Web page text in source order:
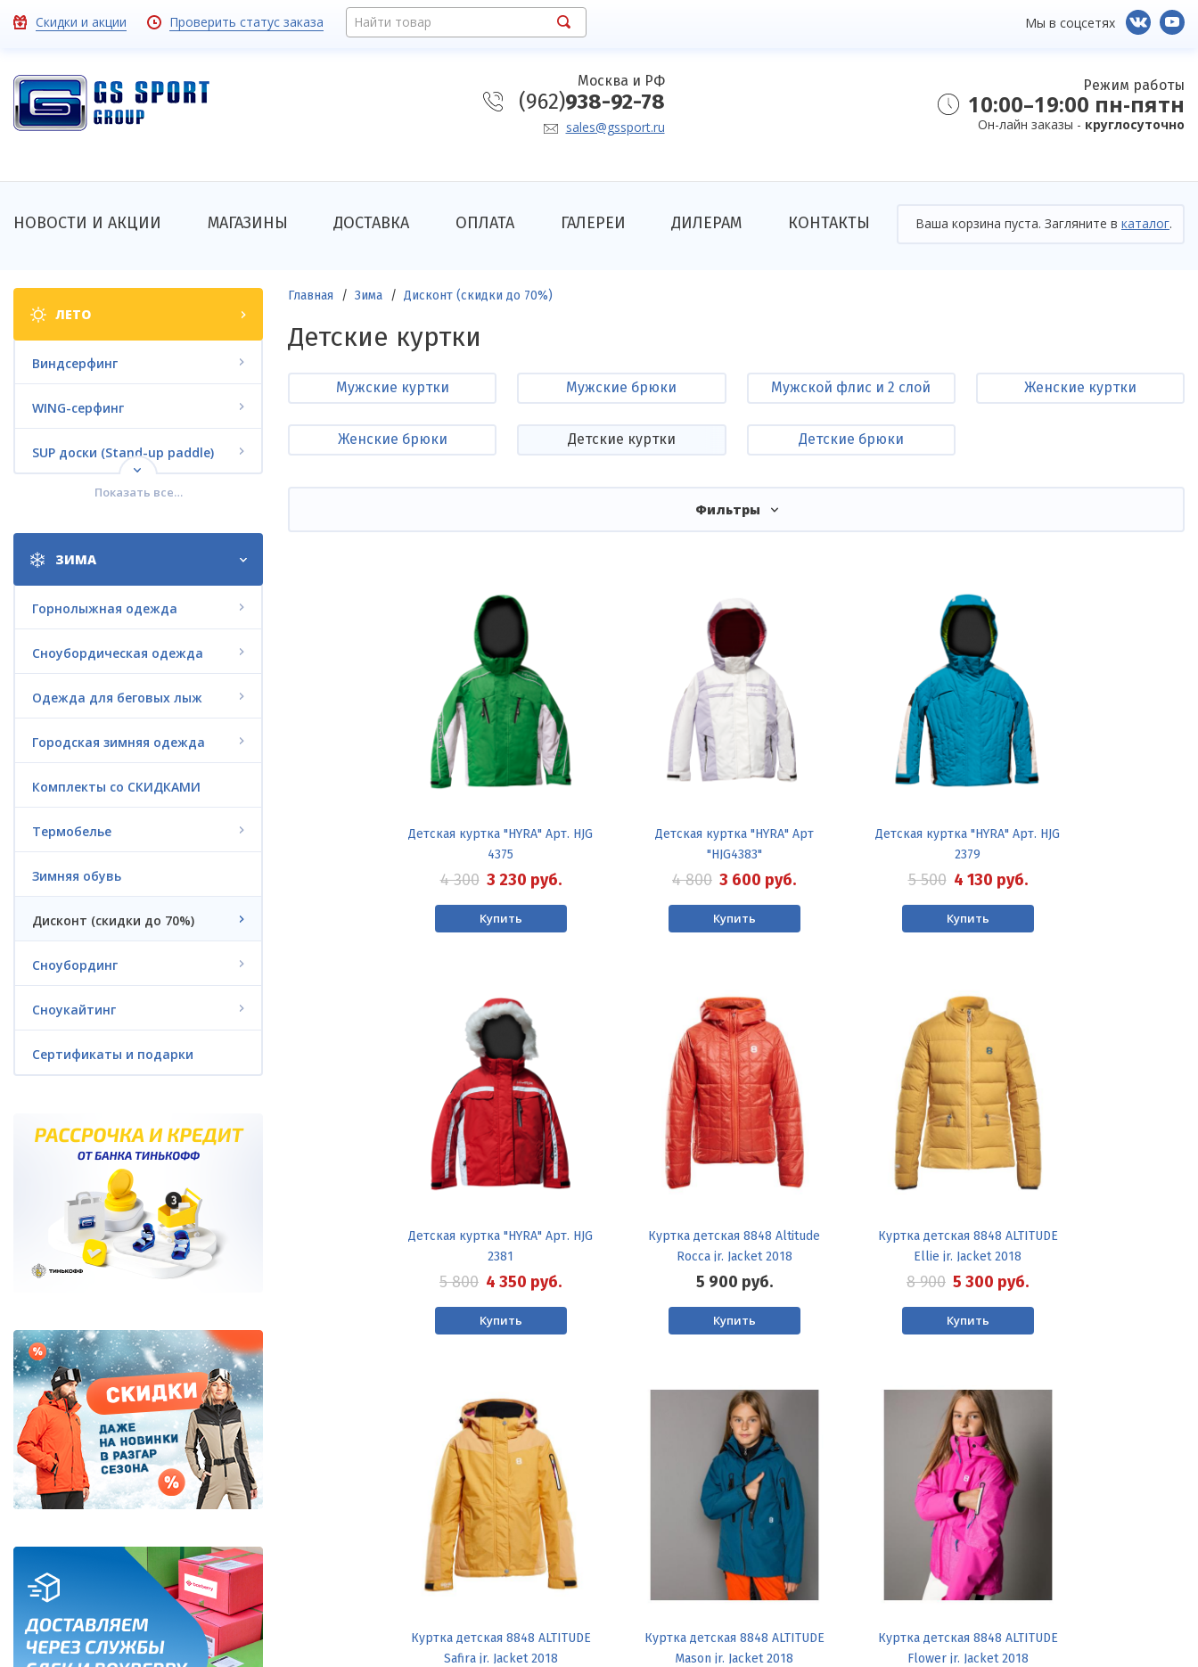
Toolbar
Скидки и акции Проверить статус заказа Найти товар Мы в соцсетях
Москва и РФ
(962)938-92-78
sales@gssport.ru
Режим работы
10:00–19:00 пн-пятн
Он-лайн заказы - круглосуточно
Основная
НОВОСТИ И АКЦИИ МАГАЗИНЫ ДОСТАВКА ОПЛАТА ГАЛЕРЕИ ДИЛЕРАМ КОНТАКТЫ Ваша корзина пуста. Загляните в каталог.
Shop
categories
ЛЕТО
Виндсерфинг
WING-серфинг
SUP доски (Stand-up paddle)
Кайтсерфинг
Водные лыжи
Дайвинг
Jet Surf
Электро-серфинг LIFTFOIL
Электрофойл G-FOIL
Гидроодежда
Триатлон
Аксессуары
Пончо из флиса
Водные аттракционы
(надувные)
Батуты
Сертификаты и подарки
Яхтенная одежда
Показать все…
ЗИМА
Горнолыжная одежда
Сноубордическая одежда
Одежда для беговых лыж
Городская зимняя одежда
Комплекты со СКИДКАМИ
Термобелье
Зимняя обувь
Дисконт (скидки до 70%)
Сноубординг
Сноукайтинг
Сертификаты и подарки
Строка
навигации
Главная Зима Дисконт (скидки до 70%)
Детские куртки
Мужские куртки Мужские брюки Мужской флис и 2 слой Женские куртки
Женские брюки Детские куртки Детские брюки
Фильтры
Детская куртка "HYRA" Арт. HJG
4375
4 300 3 230 руб.
Купить
Детская куртка "HYRA" Арт
"HJG4383"
4 800 3 600 руб.
Купить
Детская куртка "HYRA" Арт. HJG
2379
5 500 4 130 руб.
Купить
Детская куртка "HYRA" Арт. HJG
2381
5 800 4 350 руб.
Купить
Куртка детская 8848 Altitude
Rocca jr. Jacket 2018
5 900 руб.
Купить
Куртка детская 8848 ALTITUDE
Ellie jr. Jacket 2018
8 900 5 300 руб.
Купить
Куртка детская 8848 ALTITUDE
Safira jr. Jacket 2018
Куртка детская 8848 ALTITUDE
Mason jr. Jacket 2018
Куртка детская 8848 ALTITUDE
Flower jr. Jacket 2018